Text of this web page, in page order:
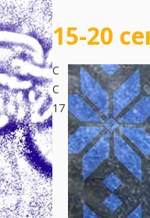
15-20
С
С
17